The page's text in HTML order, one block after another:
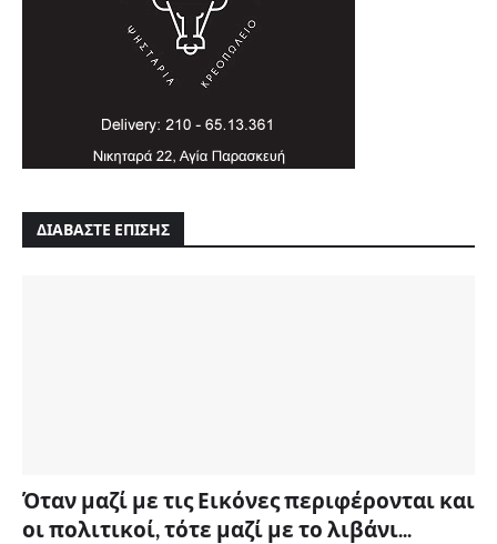
ΔΙΑΒΑΣΤΕ ΕΠΙΣΗΣ
Όταν μαζί με τις Εικόνες περιφέρονται και
οι πολιτικοί, τότε μαζί με το λιβάνι...